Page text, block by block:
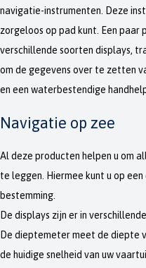
navigatie-instrumenten. Deze
zorgeloos op pad kunt. Een paar
verschillende soorten displays,
om de gegevens over te zetten
en een waterbestendige
Navigatie op zee
Al deze producten helpen u om
te leggen. Hiermee kunt u op
bestemming.
De displays zijn er in
De dieptemeter meet de diepte
de huidige snelheid van uw